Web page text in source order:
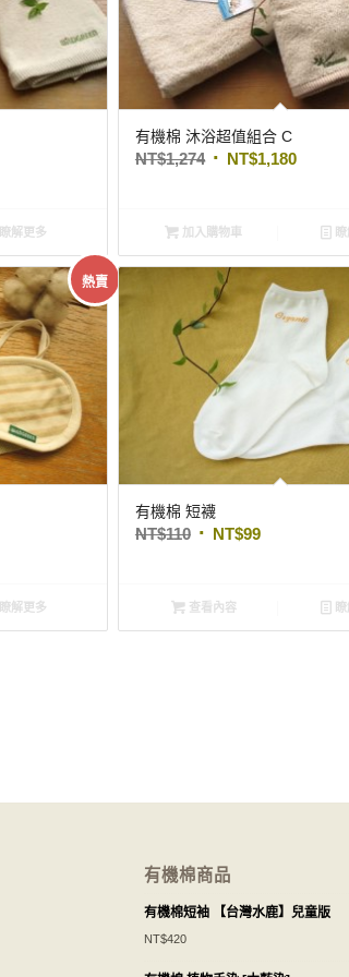
瞭解更多
有機棉 沐浴超值組合 C
NT$1,274 NT$1,180
加入購物車
熱賣
瞭解更多
有機棉 短襪
NT$110 NT$99
查看內容
有機棉商品
有機棉短袖 【台灣水鹿】兒童版
NT$420